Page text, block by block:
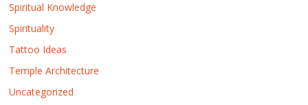
Spiritual Knowledge
Spirituality
Tattoo Ideas
Temple Architecture
Uncategorized